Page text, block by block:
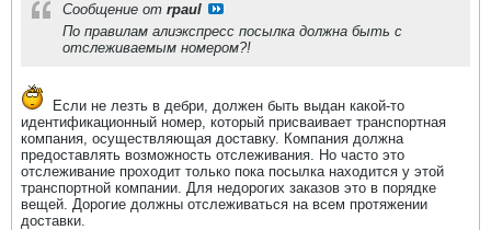
Сообщение от rpaul
По правилам алиэкспресс посылка должна быть с
отслеживаемым номером?!
Если не лезть в дебри, должен быть выдан какой-то
идентификационный номер, который присваивает транспортная
компания, осуществляющая доставку. Компания должна
предоставлять возможность отслеживания. Но часто это
отслеживание проходит только пока посылка находится у этой
транспортной компании. Для недорогих заказов это в порядке
вещей. Дорогие должны отслеживаться на всем протяжении
доставки.